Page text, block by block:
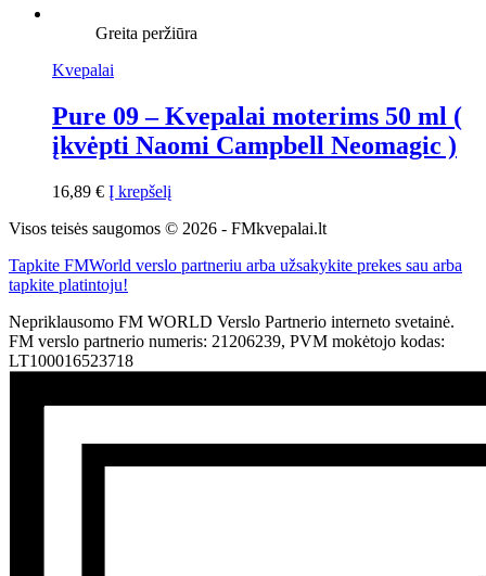
Greita peržiūra
Kvepalai
Pure 09 – Kvepalai moterims 50 ml (
įkvėpti Naomi Campbell Neomagic )
16,89 € Į krepšelį
Visos teisės saugomos © 2026 - FMkvepalai.lt
Tapkite FMWorld verslo partneriu arba užsakykite prekes sau arba
tapkite platintoju!
Nepriklausomo FM WORLD Verslo Partnerio interneto svetainė.
FM verslo partnerio numeris: 21206239, PVM mokėtojo kodas:
LT100016523718